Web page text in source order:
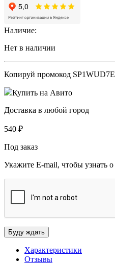
Наличие:
Нет в наличии
Копируй промокод
Купить на Авито
Доставка в любой город
540 ₽
Под заказ
Укажите E-mail, чтобы узнать
Характеристики
Отзывы